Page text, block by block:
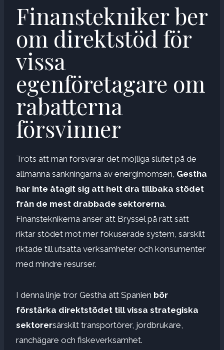
Finanstekniker ber
om direktstöd för
vissa
egenföretagare om
rabatterna
försvinner
Trots att man försvarar det möjliga slutet på de
allmänna sänkningarna av energimomsen, Gestha
har inte åtagit sig att helt dra tillbaka stödet
från de mest drabbade sektorerna.
Finansteknikerna anser att Bryssel på rätt sätt
riktar stödet mot mer fokuserade system, särskilt
riktade till utsatta verksamheter och konsumenter
med mindre resurser.
I denna linje tror Gestha att Spanien bör
förstärka direktstödet till vissa strategiska
sektorersärskilt transportörer, jordbrukare,
ranchägare och fiskeverksamhet.